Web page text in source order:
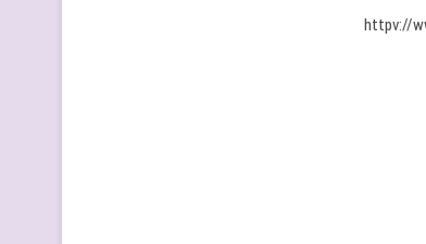
httpv://